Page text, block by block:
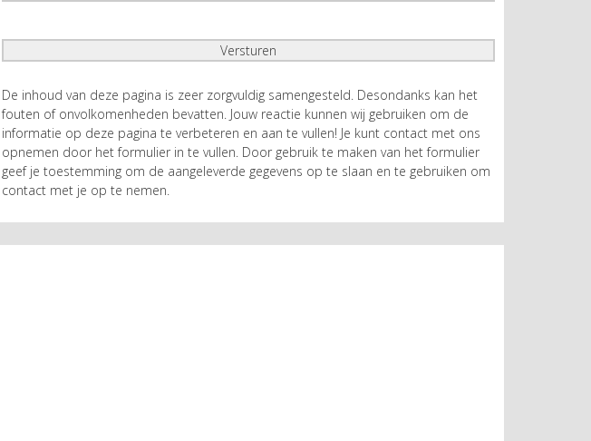
De inhoud van deze pagina is zeer zorgvuldig samengesteld. Desondanks kan het
fouten of onvolkomenheden bevatten. Jouw reactie kunnen wij gebruiken om de
informatie op deze pagina te verbeteren en aan te vullen! Je kunt contact met ons
opnemen door het formulier in te vullen. Door gebruik te maken van het formulier
geef je toestemming om de aangeleverde gegevens op te slaan en te gebruiken om
contact met je op te nemen.